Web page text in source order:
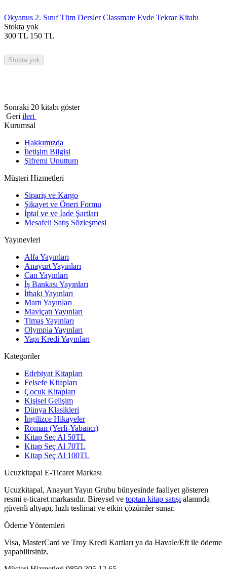
Okyanus 2. Sınıf Tüm Dersler Classmate Evde Tekrar Kitabı
Stokta yok
300 TL 150 TL
Stokta yok
Sonraki 20 kitabı göster
Geri ileri
Kurumsal
Hakkımızda
İletişim Bilgisi
Şifremi Unuttum
Müşteri Hizmetleri
Sipariş ve Kargo
Şikayet ve Öneri Formu
İptal ve ve İade Şartları
Mesafeli Satış Sözleşmesi
Yayınevleri
Alfa Yayınları
Anayurt Yayınları
Can Yayınları
İş Bankası Yayınları
İthaki Yayınları
Martı Yayınları
Maviçatı Yayınları
Timaş Yayınları
Olympia Yayınları
Yapı Kredi Yayınları
Kategoriler
Edebiyat Kitapları
Felsefe Kitapları
Çocuk Kitapları
Kişisel Gelişim
Dünya Klasikleri
İngilizce Hikayeler
Roman (Yerli-Yabancı)
Kitap Seç Al 50TL
Kitap Seç Al 70TL
Kitap Seç Al 100TL
Ucuzkitapal E-Ticaret Markası
Ucuzkitapal, Anayurt Yayın Grubu bünyesinde faaliyet gösteren
resmi e-ticaret markasıdır. Bireysel ve toptan kitap satışı alanında
güvenli altyapı, hızlı teslimat ve etkin çözümler sunar.
Ödeme Yöntemleri
Visa, MasterCard ve Troy Kredi Kartları ya da Havale/Eft ile ödeme
yapabilirsiniz.